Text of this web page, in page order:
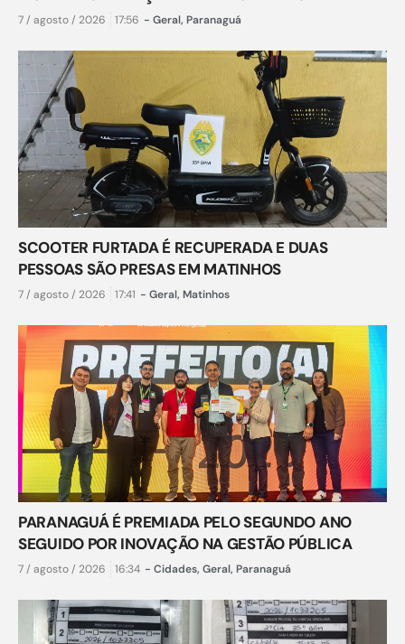
7 / agosto / 2026 17:56 - Geral, Paranaguá
SCOOTER FURTADA É RECUPERADA E DUAS
PESSOAS SÃO PRESAS EM MATINHOS
7 / agosto / 2026 17:41 - Geral, Matinhos
PARANAGUÁ É PREMIADA PELO SEGUNDO ANO
SEGUIDO POR INOVAÇÃO NA GESTÃO PÚBLICA
7 / agosto / 2026 16:34 - Cidades, Geral, Paranaguá